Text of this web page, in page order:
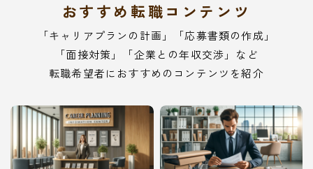
おすすめ転職コンテンツ
「キャリアプランの計画」「応募書類の作成」
「面接対策」「企業との年収交渉」など
転職希望者におすすめのコンテンツを紹介